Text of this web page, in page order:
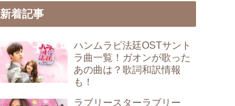
新着記事
ハンムラビ法廷OSTサント
ラ曲一覧！ガオンが歌った
あの曲は？歌詞和訳情報
も！
ラブリースターラブリー